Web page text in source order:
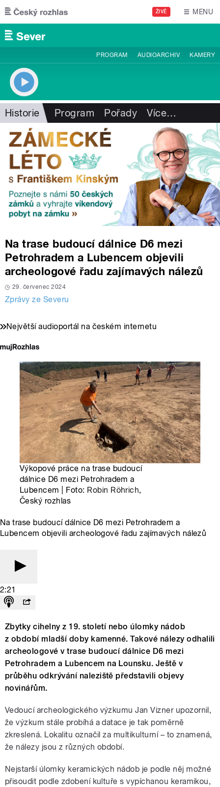
Přejít k hlavnímu obsahu
ŽIVĚ MENU
PROGRAM AUDIOARCHIV KAMERY
Historie Program Pořady Více…
Na trase budoucí dálnice D6 mezi
Petrohradem a Lubencem objevili
archeologové řadu zajímavých nálezů
29. červenec 2024
Zprávy ze Severu
Největší audioportál na českém internetu
Výkopové práce na trase budoucí
dálnice D6 mezi Petrohradem a
Lubencem | Foto: Robin Röhrich,
Český rozhlas
Na trase budoucí dálnice D6 mezi Petrohradem a
Lubencem objevili archeologové řadu zajímavých nálezů
2:21
Zbytky cihelny z 19. století nebo úlomky nádob
z období mladší doby kamenné. Takové nálezy odhalili
archeologové v trase budoucí dálnice D6 mezi
Petrohradem a Lubencem na Lounsku. Ještě v
průběhu odkrývání naleziště představili objevy
novinářům.
Vedoucí archeologického výzkumu Jan Vizner upozornil,
že výzkum stále probíhá a datace je tak poměrně
zkreslená. Lokalitu označil za multikulturní – to znamená,
že nálezy jsou z různých období.
Nejstarší úlomky keramických nádob je podle něj možné
přisoudit podle zdobení kultuře s vypíchanou keramikou,